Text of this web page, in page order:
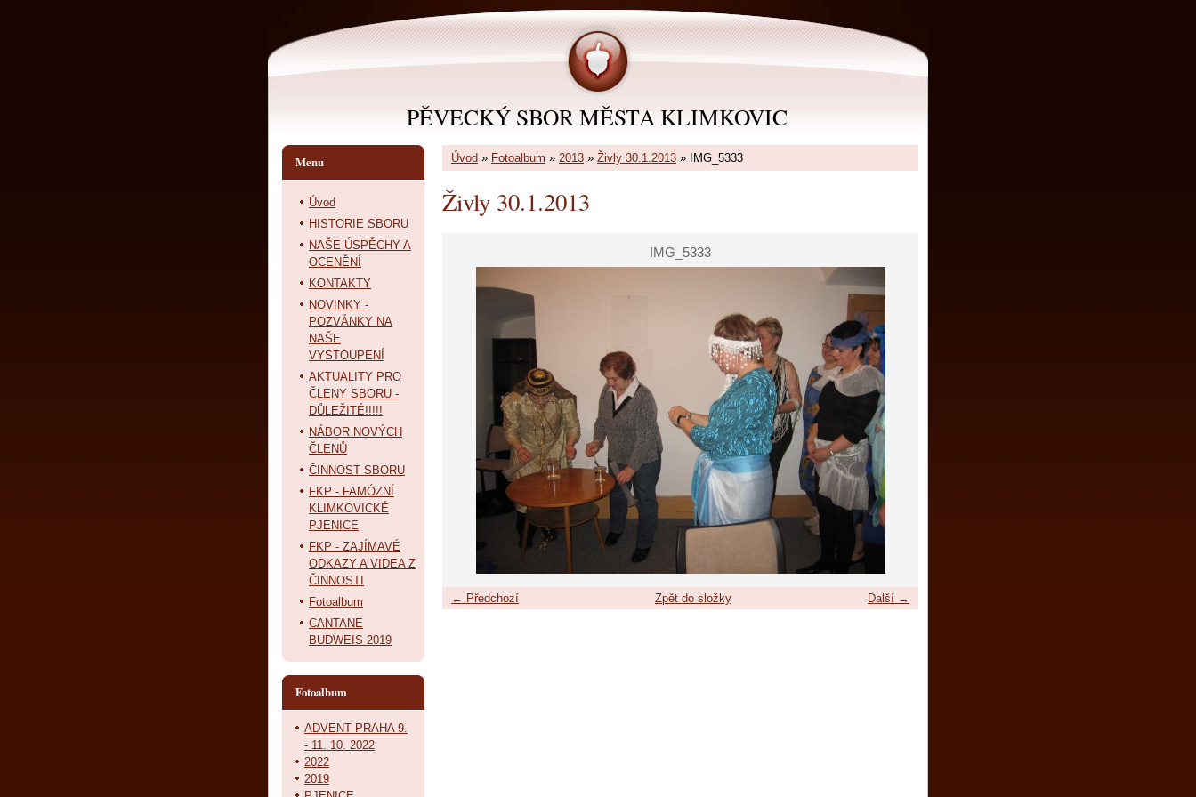
PĚVECKÝ SBOR MĚSTA KLIMKOVIC
Úvod » Fotoalbum » 2013 » Živly 30.1.2013 » IMG_5333
Živly 30.1.2013
IMG_5333
← Předchozí Další →
Zpět do složky
Menu
Úvod
HISTORIE SBORU
NAŠE ÚSPĚCHY A
OCENĚNÍ
KONTAKTY
NOVINKY -
POZVÁNKY NA
NAŠE
VYSTOUPENÍ
AKTUALITY PRO
ČLENY SBORU -
DŮLEŽITÉ!!!!!
NÁBOR NOVÝCH
ČLENŮ
ČINNOST SBORU
FKP - FAMÓZNÍ
KLIMKOVICKÉ
PJENICE
FKP - ZAJÍMAVÉ
ODKAZY A VIDEA Z
ČINNOSTI
Fotoalbum
CANTANE
BUDWEIS 2019
Fotoalbum
ADVENT PRAHA 9.
- 11. 10. 2022
2022
2019